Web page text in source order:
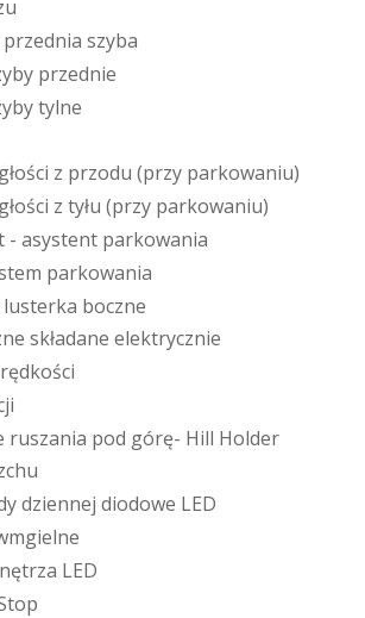
u
przednia szyba
yby przednie
ybytylne
głości z przodu (przy parkowaniu)
głości z tyłu (przy parkowaniu)
- asystent parkowania
tem parkowania
lusterka boczne
ne składane elektrycznie
rędkości
ji
ruszania pod górę- Hill Holder
chu
ydziennej diodowe LED
mgielne
nętrza LED
top